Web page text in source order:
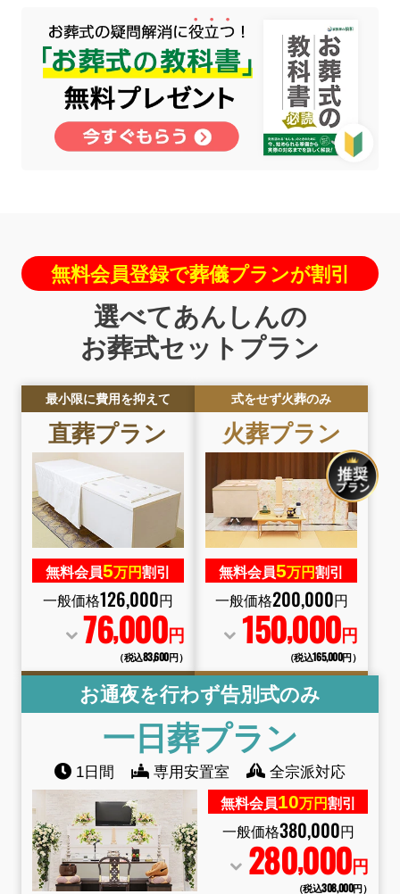
無料会員登録で葬儀プランが割引
選べてあんしんの
お葬式セットプラン
最小限に費用を抑えて
直葬プラン
無料会員5万円割引
一般価格126,000円
76,000円
（税込83,600円）
式をせず火葬のみ
火葬プラン
無料会員5万円割引
一般価格200,000円
150,000円
（税込165,000円）
お通夜を行わず告別式のみ
一日葬プラン
1日間 専用安置室 全宗派対応
無料会員10万円割引
一般価格380,000円
280,000円
（税込308,000円）